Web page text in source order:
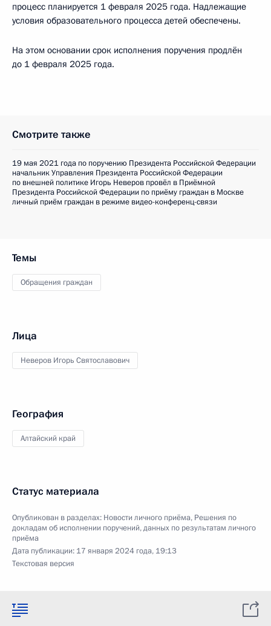
процесс планируется 1 февраля 2025 года. Надлежащие
условия образовательного процесса детей обеспечены.
На этом основании срок исполнения поручения продлён
до 1 февраля 2025 года.
Смотрите также
19 мая 2021 года по поручению Президента Российской Федерации
начальник Управления Президента Российской Федерации
по внешней политике Игорь Неверов провёл в Приёмной
Президента Российской Федерации по приёму граждан в Москве
личный приём граждан в режиме видео-конференц-связи
Темы
Обращения граждан
Лица
Неверов Игорь Святославович
География
Алтайский край
Статус материала
Опубликован в разделах: Новости личного приёма, Решения по
докладам об исполнении поручений, данных по результатам личного
приёма
Дата публикации: 17 января 2024 года, 19:13
Текстовая версия